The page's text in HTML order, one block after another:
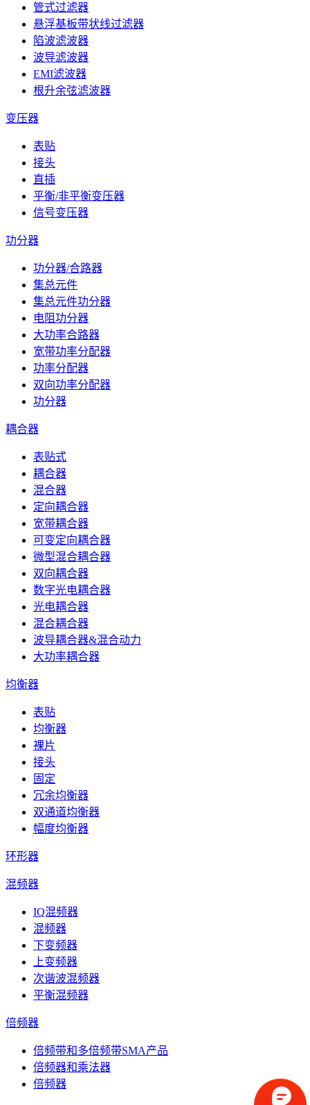
管式过滤器
悬浮基板带状线过滤器
陷波滤波器
波导滤波器
EMI滤波器
根升余弦滤波器
变压器
表贴
接头
直插
平衡/非平衡变压器
信号变压器
功分器
功分器/合路器
集总元件
集总元件功分器
电阻功分器
大功率合路器
宽带功率分配器
功率分配器
双向功率分配器
功分器
耦合器
表贴式
耦合器
混合器
定向耦合器
宽带耦合器
可变定向耦合器
微型混合耦合器
双向耦合器
数字光电耦合器
光电耦合器
混合耦合器
波导耦合器&混合动力
大功率耦合器
均衡器
表贴
均衡器
裸片
接头
固定
冗余均衡器
双通道均衡器
幅度均衡器
环形器
混频器
IQ混频器
混频器
下变频器
上变频器
次谐波混频器
平衡混频器
倍频器
倍频带和多倍频带SMA产品
倍频器和乘法器
倍频器